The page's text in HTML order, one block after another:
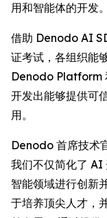
用和智能体的开发。
借助 Denodo AI
证考试，各组织能
Denodo Platform
开发出能够提供可
用。
Denodo 首席技术
我们不仅简化了 AI
智能领域进行创新
于培养顶尖人才，